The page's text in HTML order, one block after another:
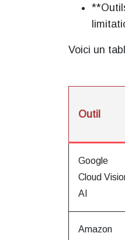
Voici un
Outil
Google
Cloud
AI
Amazon